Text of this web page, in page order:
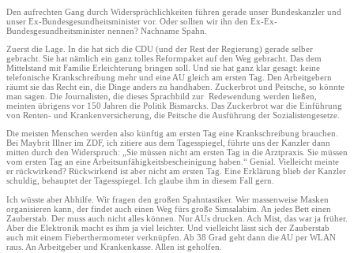
Den aufrechten Gang durch Widersprüchlichkeiten führen gerade unser Bundeskanzler und
unser Ex-Bundesgesundheitsminister vor. Oder sollten wir ihn den Ex-Ex-
Bundesgesundheitsminister nennen? Nachname Spahn.
Zuerst die Lage. In die hat sich die CDU (und der Rest der Regierung) gerade selber
gebracht. Sie hat nämlich ein ganz tolles Reformpaket auf den Weg gebracht. Das dem
Mittelstand mit Familie Erleichterung bringen soll. Und sie hat ganz klar gesagt: keine
telefonische Krankschreibung mehr und eine AU gleich am ersten Tag. Den Arbeitgebern
räumt sie das Recht ein, die Dinge anders zu handhaben. Zuckerbrot und Peitsche, so könnte
man sagen. Die Journalisten, die dieses Sprachbild zur Redewendung werden ließen,
meinten übrigens vor 150 Jahren die Politik Bismarcks. Das Zuckerbrot war die Einführung
von Renten- und Krankenversicherung, die Peitsche die Ausführung der Sozialistengesetze.
Die meisten Menschen werden also künftig am ersten Tag eine Krankschreibung brauchen.
Bei Maybrit Illner im ZDF, ich zitiere aus dem Tagesspiegel, führte uns der Kanzler dann
mitten durch den Widerspruch: „Sie müssen nicht am ersten Tag in die Arztpraxis. Sie müssen
vom ersten Tag an eine Arbeitsunfähigkeitsbescheinigung haben.“ Genial. Vielleicht meinte
er rückwirkend? Rückwirkend ist aber nicht am ersten Tag. Eine Erklärung blieb der Kanzler
schuldig, behauptet der Tagesspiegel. Ich glaube ihm in diesem Fall gern.
Ich wüsste aber Abhilfe. Wir fragen den großen Spahntastiker. Wer massenweise Masken
organisieren kann, der findet auch einen Weg fürs große Simsalabim. An jedes Bett einen
Zauberstab. Der muss auch nicht alles können. Nur AUs drucken. Ach Mist, das war ja früher.
Aber die Elektronik macht es ihm ja viel leichter. Und vielleicht lässt sich der Zauberstab
auch mit einem Fieberthermometer verknüpfen. Ab 38 Grad geht dann die AU per WLAN
raus. An Arbeitgeber und Krankenkasse. Allen ist geholfen.